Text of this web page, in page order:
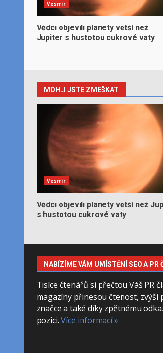
Vesmír
Vědci objevili planety větší než
Jupiter s hustotou cukrové vaty
MOHLI JSTE ZMEŠKAT
Vesmír
Vědci objevili planety větší než
s hustotou cukrové vaty
NABÍZÍME VÁM UMÍSTĚNÍ SEO A PR
Tisíce čtenářů si přečtou Váš PR
magazíny přinesou čtenost, zvýší
značce a také díky zpětnému
pozici. Více informací »